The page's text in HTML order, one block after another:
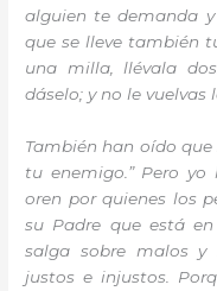
alguien te demanda
que se lleve también
una milla, llévala
dáselo; y no le vuelvas
También han oído
tu enemigo.” Pero
oren por quienes los
su Padre que está
salga sobre malos y
justos e injustos.